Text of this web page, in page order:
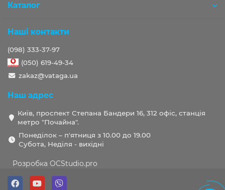
Каталог
Наші контакти
(098) 333-37-97
(050) 619-49-34
zakaz@vataga.ua
Наш адрес
Київ, проспект Степана Бандери 16, 312 офіс, станція
метро "Почайна".
Понеділок – п'ятниця з 10.00 до 19.00
Субота, Неділя - вихідні
Розробка OCStudio.pro